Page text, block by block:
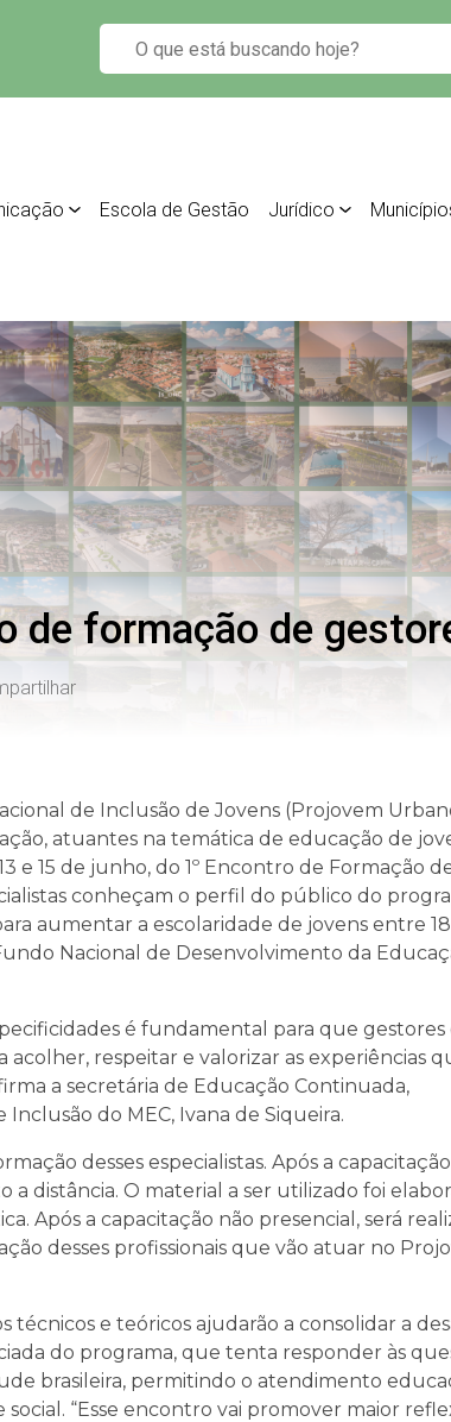
Escola de Gestão Jurídico
de formação de
de Inclusão de Jovens (Projovem
atuantes na temática de educação de
e 15 de junho, do 1º Encontro de Formação
conheçam o perfil do público do
aumentar a escolaridade de jovens entre
Nacional de Desenvolvimento da
é fundamental para que gestores
respeitar e valorizar as experiências
a secretária de Educação Continuada,
do MEC, Ivana de Siqueira.
desses especialistas. Após a capacitação
a distância. O material a ser utilizado foi
Após a capacitação não presencial, será
desses profissionais que vão atuar no
técnicos e teóricos ajudarão a consolidar a
do programa, que tenta responder às
brasileira, permitindo o atendimento
“Esse encontro vai promover maior